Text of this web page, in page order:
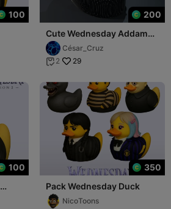
100
200
Cute Wednesday Addams
Rubber Duck
César_Cruz
 2 29
100
350
Pack Wednesday Duck
NicoToons